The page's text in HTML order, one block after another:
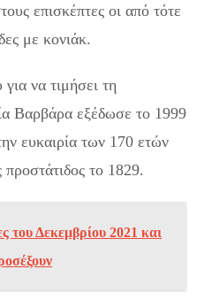
επισκέπτες οι από τότε
με κονιάκ.
να τιμήσει τη
Βαρβάρα εξέδωσε το 1999
ευκαιρία των 170 ετών
το 1829.
του Δεκεμβρίου 2021 και